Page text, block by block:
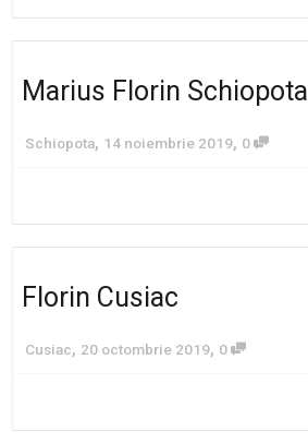
Marius Florin Schiopota
Schiopota, 14 noiembrie 2019, 0
Florin Cusiac
Cusiac, 20 octombrie 2019, 0